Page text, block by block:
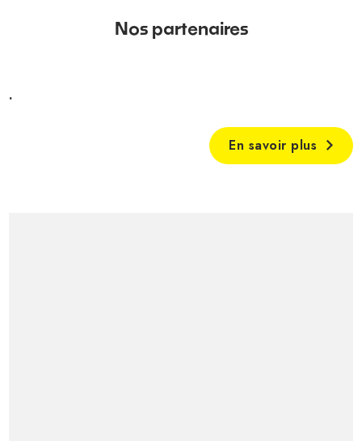
Nos partenaires
.
En savoir plus